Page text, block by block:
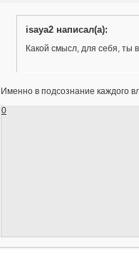
isaya2 написал(а):
Какой смысл, для себя, ты
Именно в подсознание каждого
0